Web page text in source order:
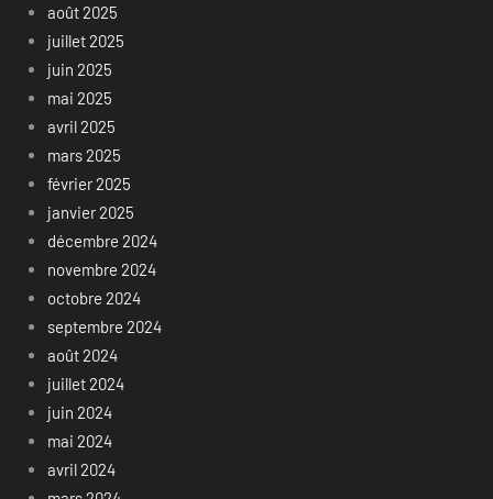
août 2025
juillet 2025
juin 2025
mai 2025
avril 2025
mars 2025
février 2025
janvier 2025
décembre 2024
novembre 2024
octobre 2024
septembre 2024
août 2024
juillet 2024
juin 2024
mai 2024
avril 2024